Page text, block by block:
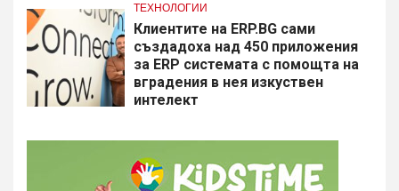
ТЕХНОЛОГИИ
Клиентите на ERP.BG сами
създадоха над 450 приложения
за ERP системата с помощта на
вградения в нея изкуствен
интелект